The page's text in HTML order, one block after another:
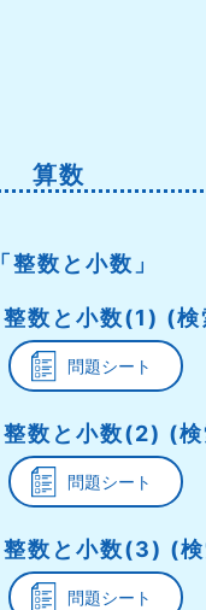
算数
「整数と小数」
整数と小数(1) (
問題シート
整数と小数(2) (
問題シート
整数と小数(3) (
問題シート